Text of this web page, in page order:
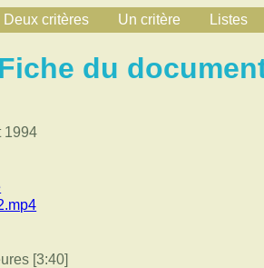
Deux critères Un critère Listes
Fiche du
1994
[3:40]